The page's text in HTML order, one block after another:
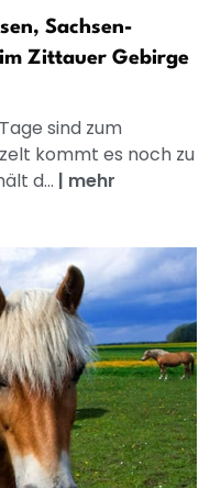
Sachsen-
Zittauer Gebirge
sind zum
kommt es noch zu
d... | mehr